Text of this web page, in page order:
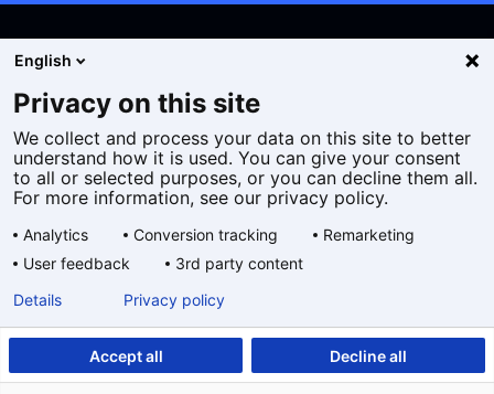
Cookies
Privacy statement
Toegankelijkheid
Algemene voorwaarden
taal:
English
Privacy on this site
We collect and process your data on this site to better
understand how it is used. You can give your consent
to all or selected purposes, or you can decline them all.
For more information, see our privacy policy.
Analytics Conversion tracking
Remarketing
User feedback
3rd party content
Accept all Decline all
Details Privacy policy